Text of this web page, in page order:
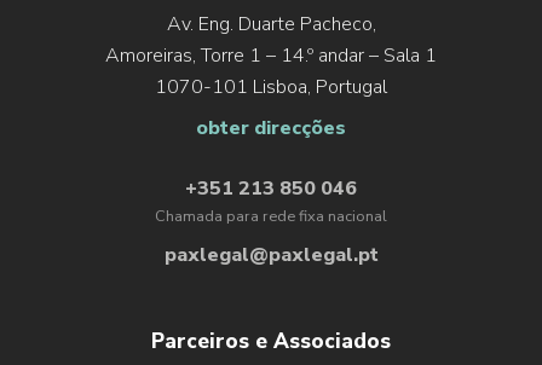
Direito de acesso ao ambiente digital
Liberdade de expressão e criação em ambiente digital
Direito à proteção contra a desinformação
participação em ambiente digital
Direito à neutralidade da Internet
Av. Eng. Duarte Pacheco,
Amoreiras, Torre 1 – 14.º andar – Sala 1
1070-101 Lisboa, Portugal
obter direcções
+351 213 850 046
Chamada para rede fixa nacional
paxlegal@paxlegal.pt
Parceiros e Associados